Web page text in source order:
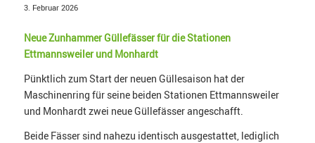
3. Februar 2026
Neue Zunhammer Güllefässer für die Stationen
Ettmannsweiler und Monhardt
Pünktlich zum Start der neuen Güllesaison hat der
Maschinenring für seine beiden Stationen Ettmannsweiler
und Monhardt zwei neue Güllefässer angeschafft.
Beide Fässer sind nahezu identisch ausgestattet, lediglich